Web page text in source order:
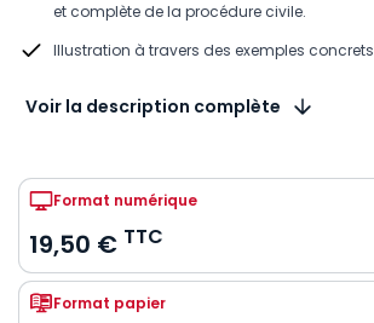
et complète de la procédure civile.
Illustration à travers des exemples concrets
Voir la description complète
Format numérique
19,50 € TTC
Format papier